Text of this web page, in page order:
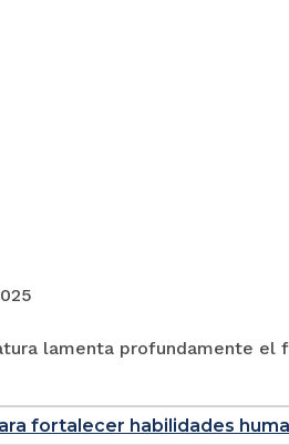
lamenta profundamente
fortalecer habilidades